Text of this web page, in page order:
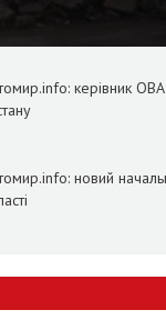
керівник ОВА
новий